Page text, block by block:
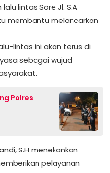
lintas Sore Jl. S.A
membantu melancarkan
lintas ini akan terus di
sebagai wujud
Polres
S.H menekankan
pelayanan